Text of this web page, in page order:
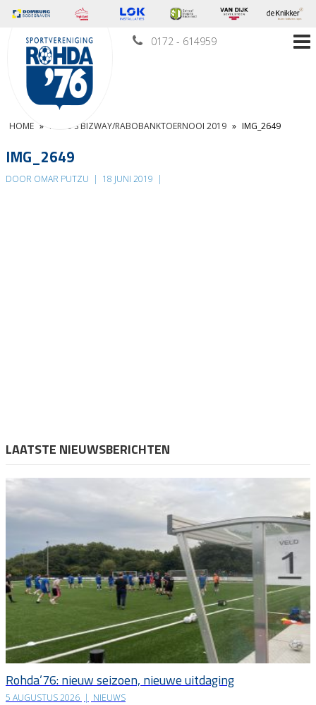
0172 - 614959
HOME » FOTO’S BIZWAY/RABOBANKTOERNOOI 2019 » IMG_2649
IMG_2649
DOOR OMAR PUTZU | 18 JUNI 2019 |
LAATSTE NIEUWSBERICHTEN
Rohda’76: nieuw seizoen, nieuwe uitdaging
5 AUGUSTUS 2026 | NIEUWS